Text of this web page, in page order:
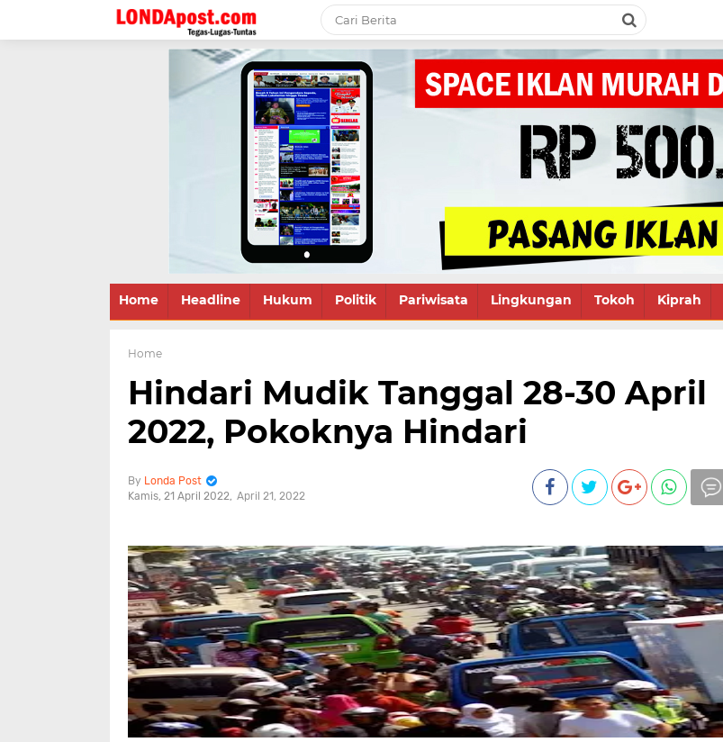
Home Headline Hukum Politik Pariwisata Lingkungan Tokoh Kiprah
Home
Hindari Mudik Tanggal 28-30 April
2022, Pokoknya Hindari
Londa Post
Kamis, 21 April 2022 April 21, 2022